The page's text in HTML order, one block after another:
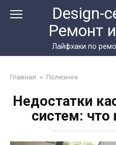
Design-
Ремонт
Лайфхаки по
Главная » Полезное
Недостатки
систем: что